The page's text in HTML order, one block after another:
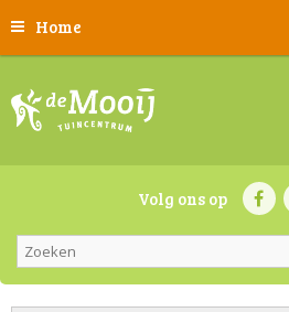
Home
Volg ons op